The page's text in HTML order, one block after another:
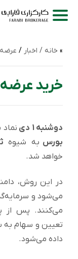
خانه / اخبار / عرضه
خرید عرضه‌
دوشنبه 1 دی نماد
بورس به شیوه
خواهد شد.
در این روش،
می‌شود و
می‌کنند. پس از
تعیین و سهام
داده می‌شود.